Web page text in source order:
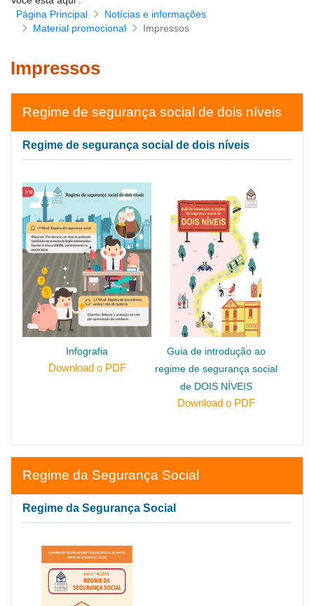
Download de formulários
Página Principal
Notícias e informações
Material promocional
Impressos
Impressos
Regime de segurança social de dois níveis
Regime de segurança social de dois níveis
Infografia
Download o PDF
Guia de introdução ao
regime de segurança social
de DOIS NÍVEIS
Download o PDF
Regime da Segurança Social
Regime da Segurança Social